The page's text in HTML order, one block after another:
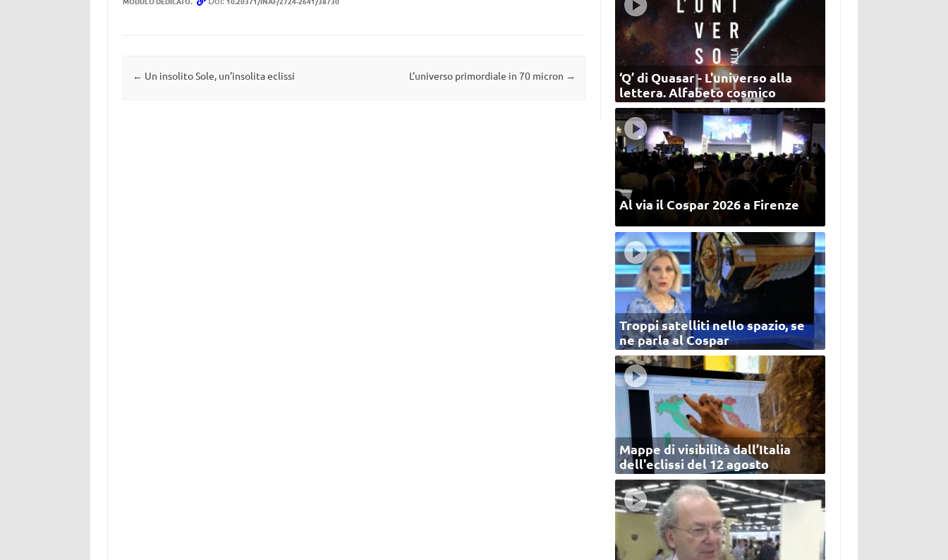
Navigazione articolo
← Un insolito Sole, un’insolita eclissi L’universo primordiale in 70 micron →
‘Q’ di Quasar - L'universo alla
lettera. Alfabeto cosmico
Al via il Cospar 2026 a Firenze
Troppi satelliti nello spazio, se
ne parla al Cospar
Mappe di visibilità dall’Italia
dell'eclissi del 12 agosto